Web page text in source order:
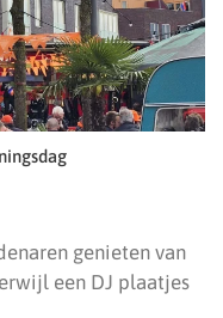
genieten van
een DJ plaatjes